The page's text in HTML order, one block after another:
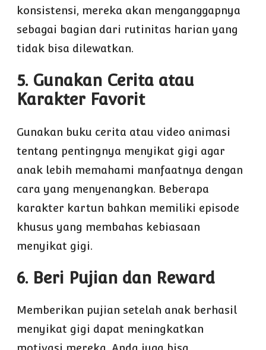
konsistensi, mereka akan menganggapnya
sebagai bagian dari rutinitas harian yang
tidak bisa dilewatkan.
5. Gunakan Cerita atau
Karakter Favorit
Gunakan buku cerita atau video animasi
tentang pentingnya menyikat gigi agar
anak lebih memahami manfaatnya dengan
cara yang menyenangkan. Beberapa
karakter kartun bahkan memiliki episode
khusus yang membahas kebiasaan
menyikat gigi.
6. Beri Pujian dan Reward
Memberikan pujian setelah anak berhasil
menyikat gigi dapat meningkatkan